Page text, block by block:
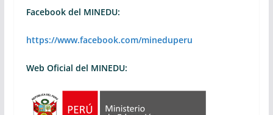
Facebook del MINEDU:
https://www.facebook.com/mineduperu
Web Oficial del MINEDU: